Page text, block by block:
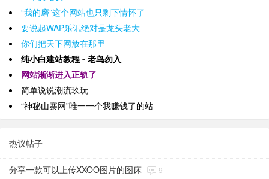
“我的磨”这个网站也只剩下情怀了
要说起WAP乐讯绝对是龙头老大
你们把天下网放在那里
纯小白建站教程 - 老鸟勿入
网站渐渐进入正轨了
简单说说潮流玖玩
“神秘山寨网”唯一一个我赚钱了的站
热议帖子
分享一款可以上传XXOO图片的图床 9